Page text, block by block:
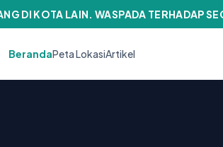
DI KOTA LAIN. WASPADA TERHADAP
BerandaPeta LokasiArtikel